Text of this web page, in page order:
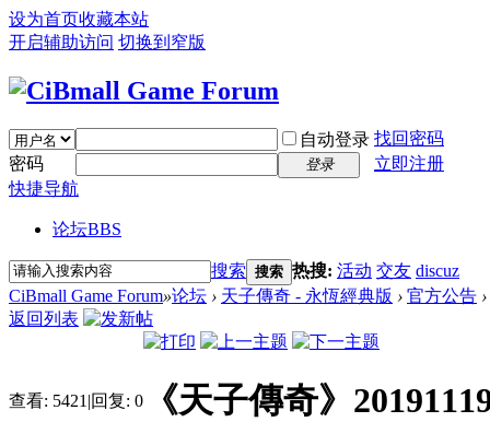
设为首页收藏本站
开启辅助访问 切换到窄版
自动登录 找回密码
密码
登录
立即注册
快捷导航
论坛BBS
搜索 搜索 热搜: 活动 交友 discuz
CiBmall Game Forum»论坛 › 天子傳奇 - 永恆經典版 › 官方公告 ›
返回列表
查看: 5421 |回复: 0 《天子傳奇》